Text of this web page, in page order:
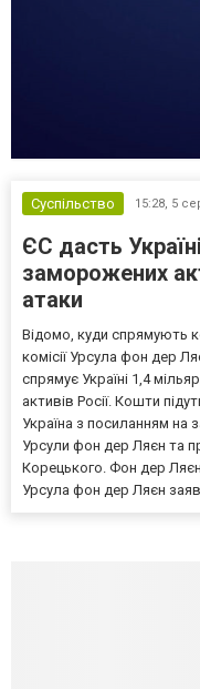
Суспільство 15:28, 5
ЄС дасть
заморожених
атаки
Відомо, куди спрямують
комісії Урсула фон дер
спрямує Україні 1,4
активів Росії. Кошти
Україна з посиланням на
Урсули фон дер Ляєн та
Корецького. Фон дер
Урсула фон дер Ляєн